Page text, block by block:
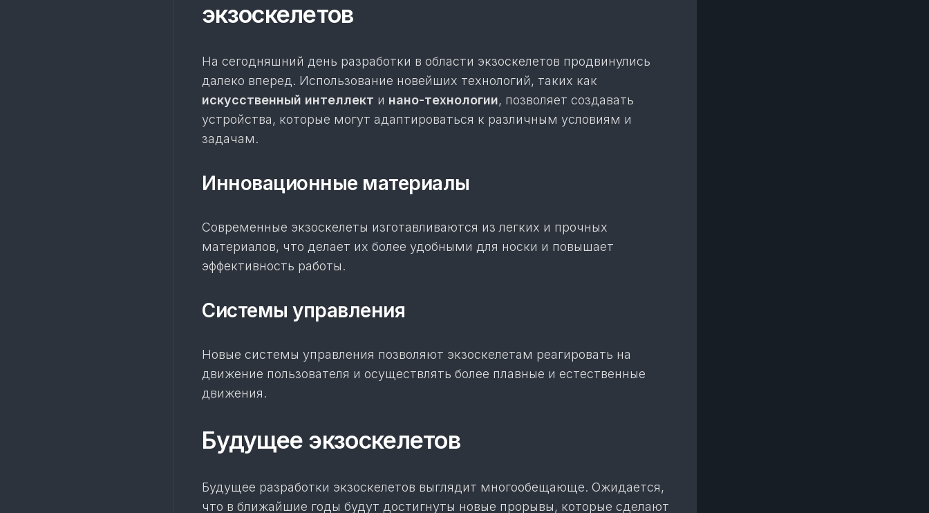
экзоскелетов
На сегодняшний день разработки в области экзоскелетов продвинулись
далеко вперед. Использование новейших технологий, таких как
искусственный интеллект и нано-технологии, позволяет создавать
устройства, которые могут адаптироваться к различным условиям и
задачам.
Инновационные материалы
Современные экзоскелеты изготавливаются из легких и прочных
материалов, что делает их более удобными для носки и повышает
эффективность работы.
Системы управления
Новые системы управления позволяют экзоскелетам реагировать на
движение пользователя и осуществлять более плавные и естественные
движения.
Будущее экзоскелетов
Будущее разработки экзоскелетов выглядит многообещающе. Ожидается,
что в ближайшие годы будут достигнуты новые прорывы, которые сделают